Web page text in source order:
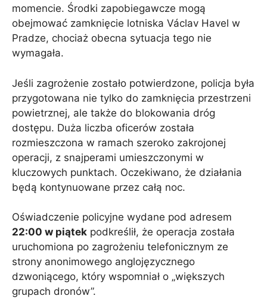
momencie. Środki zapobiegawcze mogą
obejmować zamknięcie lotniska Václav Havel w
Pradze, chociaż obecna sytuacja tego nie
wymagała.
Jeśli zagrożenie zostało potwierdzone, policja była
przygotowana nie tylko do zamknięcia przestrzeni
powietrznej, ale także do blokowania dróg
dostępu. Duża liczba oficerów została
rozmieszczona w ramach szeroko zakrojonej
operacji, z snajperami umieszczonymi w
kluczowych punktach. Oczekiwano, że działania
będą kontynuowane przez całą noc.
Oświadczenie policyjne wydane pod adresem
22:00 w piątek podkreślił, że operacja została
uruchomiona po zagrożeniu telefonicznym ze
strony anonimowego anglojęzycznego
dzwoniącego, który wspomniał o „większych
grupach dronów”.